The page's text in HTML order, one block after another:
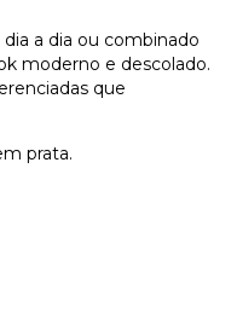
a dia ou combinado
moderno e descolado.
que
prata.